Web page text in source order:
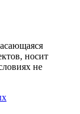
носит
не